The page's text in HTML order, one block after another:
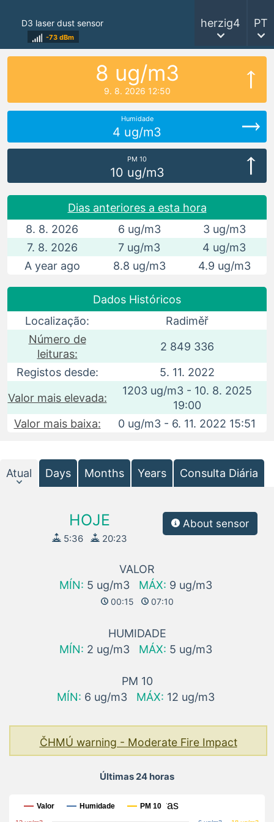
D3 laser dust sensor
-73 dBm
herzig4 PT
8 ug/m3
9. 8. 2026 12:50
Humidade
4 ug/m3
PM 10
10 ug/m3
Dias anteriores a esta hora
8. 8. 2026
6 ug/m3
3 ug/m3
7. 8. 2026
7 ug/m3
4 ug/m3
A year ago
8.8 ug/m3 4.9 ug/m3
Dados Históricos
Localização:
Radiměř
Número de
leituras:
2 849 336
Registos desde:
5. 11. 2022
Valor mais elevada:
1203 ug/m3 - 10. 8. 2025
19:00
Valor mais baixa:
0 ug/m3 - 6. 11. 2022 15:51
Atual Days Months Years Consulta Diária
About sensor
HOJE
5:36 20:23
VALOR
MÍN: 5 ug/m3 MÁX: 9 ug/m3
00:15 07:10
HUMIDADE
MÍN: 2 ug/m3 MÁX: 5 ug/m3
PM 10
MÍN: 6 ug/m3 MÁX: 12 ug/m3
ČHMÚ warning - Moderate Fire Impact
Últimas 24 horas
Últimas 24 horas
Valor Humidade PM 10